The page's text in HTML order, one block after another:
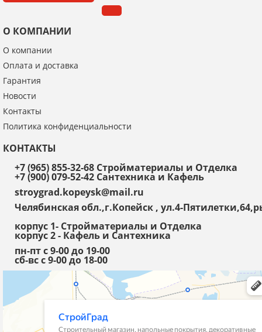
Я даю согласие на обработку моих персональных данных
Нажатием на кнопку «Опубликовать» я даю свое согласие на обработку
персональных данных в соответствии с
О КОМПАНИИ
О компании
Оплата и доставка
Гарантия
Новости
Контакты
Политика конфиденциальности
КОНТАКТЫ
+7 (965) 855-32-68 Стройматериалы и Отделка
+7 (900) 079-52-42 Сантехника и Кафель
stroygrad.kopeysk@mail.ru
Челябинская обл.,г.Копейск , ул.4-
корпус 1- Стройматериалы и Отделка
корпус 2 - Кафель и Сантехника
пн-пт с 9-00 до 19-00
сб-вс с 9-00 до 18-00